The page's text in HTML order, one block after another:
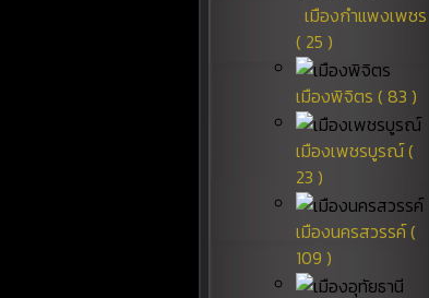
เมืองกำแพงเพชร
( 25 )
เมืองพิจิตร ( 83 )
เมืองเพชรบูรณ์ (
23 )
เมืองนครสวรรค์ (
109 )